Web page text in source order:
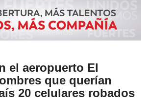
el aeropuerto El
que querían
20 celulares robados